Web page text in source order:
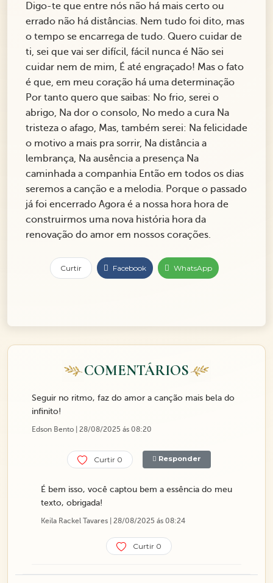
Digo-te que entre nós não há mais certo ou
errado não há distâncias. Nem tudo foi dito, mas
o tempo se encarrega de tudo. Quero cuidar de
ti, sei que vai ser difícil, fácil nunca é Não sei
cuidar nem de mim, É até engraçado! Mas o fato
é que, em meu coração há uma determinação
Por tanto quero que saibas: No frio, serei o
abrigo, Na dor o consolo, No medo a cura Na
tristeza o afago, Mas, também serei: Na felicidade
o motivo a mais pra sorrir, Na distância a
lembrança, Na ausência a presença Na
caminhada a companhia Então em todos os dias
seremos a canção e a melodia. Porque o passado
já foi encerrado Agora é a nossa hora hora de
construirmos uma nova história hora da
renovação do amor em nossos corações.
Curtir Facebook WhatsApp
COMENTÁRIOS
Seguir no ritmo, faz do amor a canção mais bela do
infinito!
Edson Bento | 28/08/2025 ás 08:20
Curtir 0 Responder
É bem isso, você captou bem a essência do meu
texto, obrigada!
Keila Rackel Tavares | 28/08/2025 ás 08:24
Curtir 0